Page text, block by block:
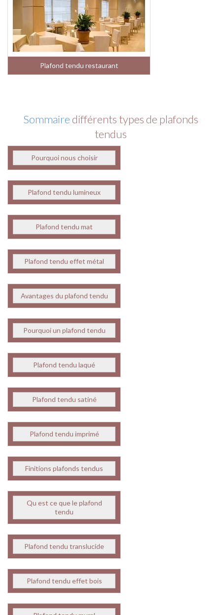
Plafond tendu restaurant
Sommaire différents types de plafonds
tendus
Pourquoi nous choisir
Plafond tendu lumineux
Plafond tendu mat
Plafond tendu effet métal
Avantages du plafond tendu
Pourquoi un plafond tendu
Plafond tendu laqué
Plafond tendu satiné
Plafond tendu imprimé
Finitions plafonds tendus
Qu est ce que le plafond
tendu
Plafond tendu translucide
Plafond tendu effet bois